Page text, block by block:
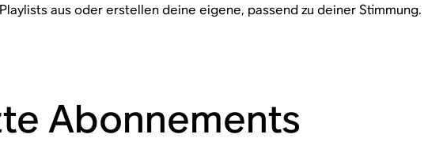
aus oder erstellen deine eigene, passend zu deiner Stimmung.
Abonnements